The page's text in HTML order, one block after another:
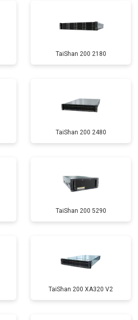
TaiShan 200 2180
TaiShan 200 2480
TaiShan 200 5290
TaiShan 200 XA320 V2